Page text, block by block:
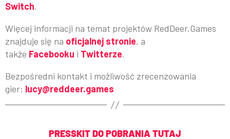
Switch.
Więcej informacji na temat projektów RedDeer.Games
znajduje się na oficjalnej stronie, a
także Facebooku i Twitterze.
Bezpośredni kontakt i możliwość zrecenzowania
gier: lucy@reddeer.games
PRESSKIT DO POBRANIA TUTAJ